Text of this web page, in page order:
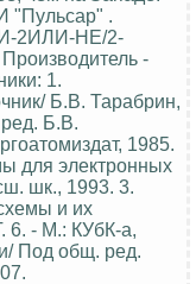
"Пульсар" .
2ИЛИ-НЕ/2-
-
1.
Б.В. Тарабрин,
Б.В.
1985.
для электронных
шк., 1993. 3.
и их
6. - М.: КУбК-а,
Под общ. ред.